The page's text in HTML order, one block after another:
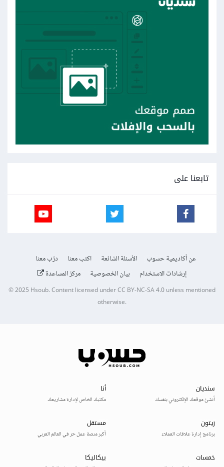
تابعنا على
عن أكاديمية حسوب الأسئلة الشائعة اكتب معنا
درّب معنا
إرشادات الاستخدام
بيان الخصوصية مركز المساعدة
© 2025Hsoub.Content licensed underCC BY-NC-SA 4.0unless mentioned
otherwise.